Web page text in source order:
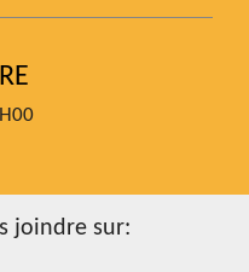
joindre sur: